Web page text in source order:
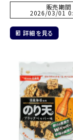
販売期間
2026/03/01
詳細を見る